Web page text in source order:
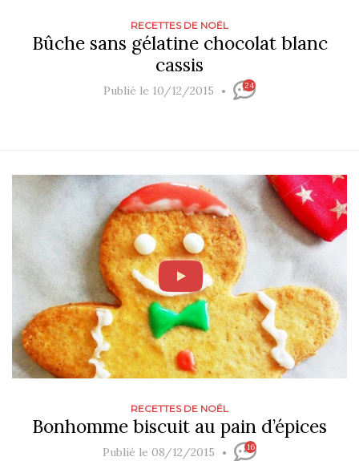
RECETTES DE NOËL
Bûche sans gélatine chocolat blanc
cassis
Publié le 10/12/2015 24
RECETTES DE NOËL
Bonhomme biscuit au pain d’épices
Publié le 08/12/2015 16